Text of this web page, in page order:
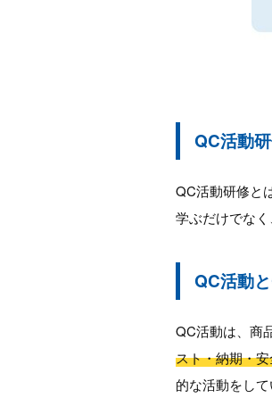
QC活動
QC活動研修と
学ぶだけでな
QC活動
QC活動は、商
スト・納期・
的な活動をして